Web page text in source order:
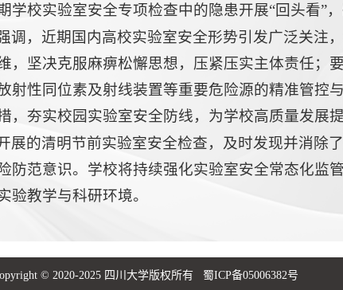
学校实验室安全专项检查中的隐患开展“回头看”
调，近期国内高校实验室安全形势引发广泛关注
，坚决克服麻痹松懈思想，压紧压实主体责任；
射性同位素及射线装置等重要危险源的精准管控
，夯实校园实验室安全防线，为学校高质量发展
展的清明节前实验室安全检查，及时发现并消除
防范意识。学校将持续强化实验室安全常态化监
验教学与科研环境。
© 2020-2025 四川大学版权所有 蜀ICP备05006382号